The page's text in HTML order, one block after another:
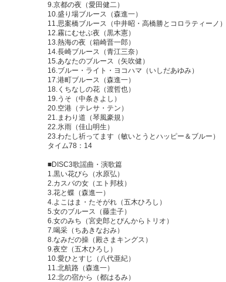
9.京都の夜（愛田健二）
10.盛り場ブルース（森進一）
11.思案橋ブルース（中井昭・高橋勝とコロラティーノ）
12.霧にむせぶ夜（黒木憲）
13.熱海の夜（箱崎晋一郎）
14.長崎ブルース（青江三奈）
15.あなたのブルース（矢吹健）
16.ブルー・ライト・ヨコハマ（いしだあゆみ）
17.港町ブルース（森進一）
18.くちなしの花（渡哲也）
19.うそ（中条きよし）
20.空港（テレサ・テン）
21.まわり道（琴風豪規）
22.氷雨（佳山明生）
23.わたし祈ってます（敏いとうとハッピー＆ブルー）
タイム78：14
■DISC3歌謡曲・演歌篇
1.黒い花びら（水原弘）
2.カスバの女（エト邦枝）
3.花と蝶（森進一）
4.よこはま・たそがれ（五木ひろし）
5.女のブルース（藤圭子）
6.女のみち（宮史郎とぴんからトリオ）
7.喝采（ちあきなおみ）
8.なみだの操（殿さまキングス）
9.夜空（五木ひろし）
10.愛ひとすじ（八代亜紀）
11.北航路（森進一）
12.北の宿から（都はるみ）